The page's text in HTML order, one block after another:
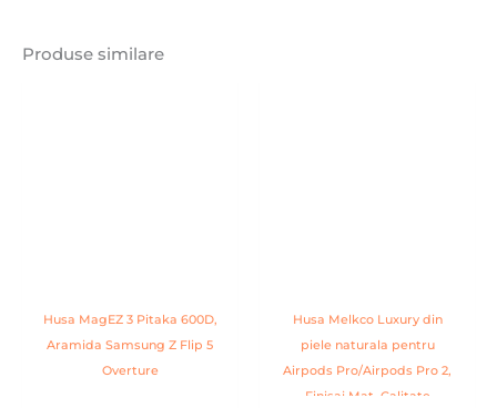
Produse similare
Husa MagEZ 3 Pitaka 600D,
Aramida Samsung Z Flip 5
Overture
Husa Melkco Luxury din
piele naturala pentru
Airpods Pro/Airpods Pro 2,
Finisaj Mat, Calitate